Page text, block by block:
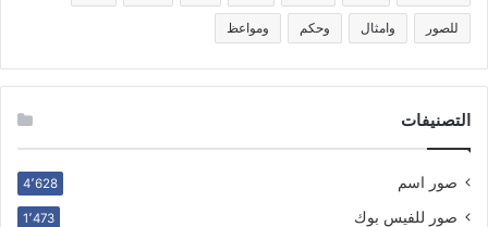
للصور وامثال وحكم ومواعظ
التصنيفات
صور اسم 4٬628
صور للفيس بوك 1٬473